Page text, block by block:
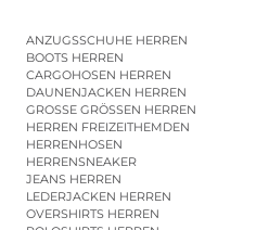
ANZUGSSCHUHE HERREN
BOOTS HERREN
CARGOHOSEN HERREN
DAUNENJACKEN HERREN
GROSSE GRÖSSEN HERREN
HERREN FREIZEITHEMDEN
HERRENHOSEN
HERRENSNEAKER
JEANS HERREN
LEDERJACKEN HERREN
OVERSHIRTS HERREN